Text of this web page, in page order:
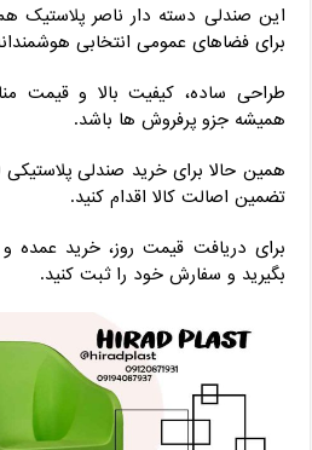
این صندلی دسته دار ناصر پلاستیک
برای فضاهای عمومی انتخابی
طراحی ساده، کیفیت بالا و قیمت
همیشه جزو پرفروش‌ ها باشد.
تضمین اصالت کالا اقدام کنید.
برای دریافت قیمت روز، خرید عمده
بگیرید و سفارش خود را ثبت کنید.